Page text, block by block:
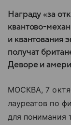
Награду «за
квантово-
и квантования
получат
Деворе и
МОСКВА, 7
лауреатов по
для понимания